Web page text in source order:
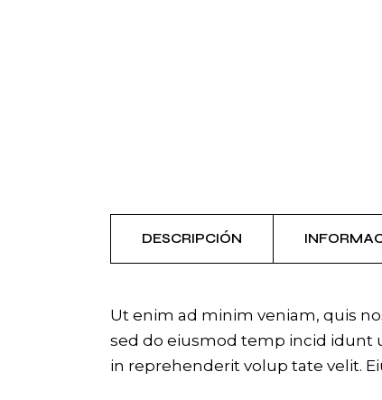
DESCRIPCIÓN
Ut enim ad minim veniam, quis
sed do eiusmod temp incid idunt
in reprehenderit volup tate velit.